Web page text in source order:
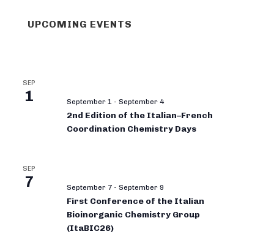
UPCOMING EVENTS
SEP
1 September 1 - September 4
2nd Edition of the Italian–French
Coordination Chemistry Days
SEP
7 September 7 - September 9
First Conference of the Italian
Bioinorganic Chemistry Group
(ItaBIC26)